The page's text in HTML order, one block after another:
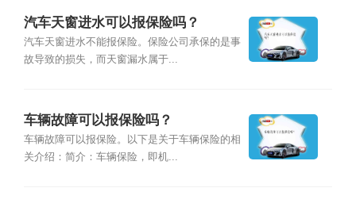
汽车天窗进水可以报保险吗？
汽车天窗进水不能报保险。保险公司承保的是事
故导致的损失，而天窗漏水属于...
车辆故障可以报保险吗？
车辆故障可以报保险。以下是关于车辆保险的相
关介绍：简介：车辆保险，即机...